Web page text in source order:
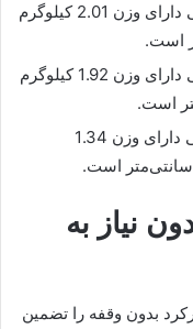
لپ تاپ hp spectre x360 16 اینچی دارای وزن 2.01 کیلوگرم
لپ تاپ hp spectre x360 15 اینچی دارای وزن 1.92 کیلوگرم
لپ تاپ hp spectre x360 14 اینچی دارای وزن 1.34
نیاز به
لپ تاپ تا 12 ساعت کارکرد بدون وقفه را تضمین